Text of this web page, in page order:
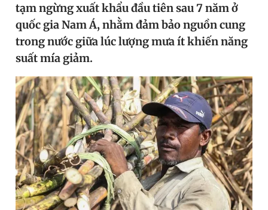
Video Magazine
Sản phẩm khác
Tiện ích Bạn cần biết
Thông tin tòa soạn Liên hệ quảng cáo
Đọc Thanh Niên trên điện thoại
tạm ngừng xuất khẩu đầu tiên sau 7 năm ở
quốc gia Nam Á, nhằm đảm bảo nguồn cung
trong nước giữa lúc lượng mưa ít khiến năng
suất mía giảm.